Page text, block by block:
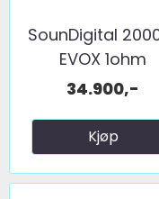
SounDigital
EVOX 1ohm
34.900,-
Kjøp